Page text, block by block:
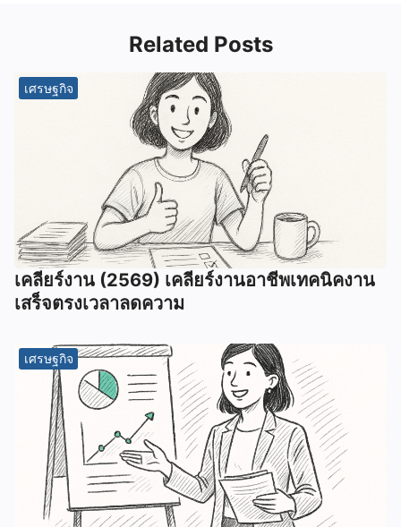
Related Posts
เศรษฐกิจ
เคลียร์งาน (2569) เคลียร์งานอาชีพเทคนิคงาน
เสร็จตรงเวลาลดความ
เศรษฐกิจ